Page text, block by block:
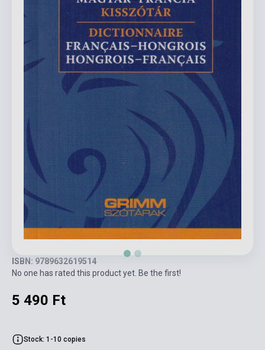
ISBN: 9789632619514
No one has rated this product yet. Be the first!
5 490 Ft
Stock: 1-10 copies